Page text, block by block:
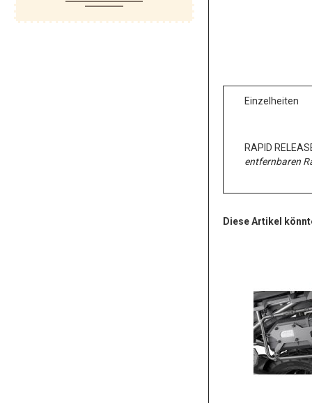
Einzelheiten
RAPID
entfernbaren
Diese Artikel